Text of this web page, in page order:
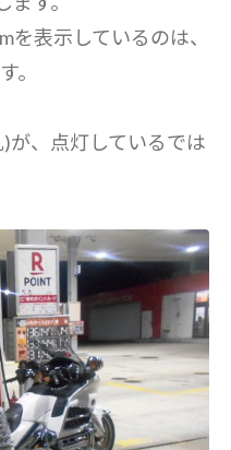
を表示しているのは、
。
が、点灯しているでは